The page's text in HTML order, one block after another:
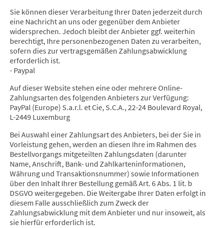
Sie können dieser Verarbeitung Ihrer Daten jederzeit durch
eine Nachricht an uns oder gegenüber dem Anbieter
widersprechen. Jedoch bleibt der Anbieter ggf. weiterhin
berechtigt, Ihre personenbezogenen Daten zu verarbeiten,
sofern dies zur vertragsgemäßen Zahlungsabwicklung
erforderlich ist.
- Paypal
Auf dieser Website stehen eine oder mehrere Online-
Zahlungsarten des folgenden Anbieters zur Verfügung:
PayPal (Europe) S.a.r.l. et Cie, S.C.A., 22-24 Boulevard Royal,
L-2449 Luxemburg
Bei Auswahl einer Zahlungsart des Anbieters, bei der Sie in
Vorleistung gehen, werden an diesen Ihre im Rahmen des
Bestellvorgangs mitgeteilten Zahlungsdaten (darunter
Name, Anschrift, Bank- und Zahlkarteninformationen,
Währung und Transaktionsnummer) sowie Informationen
über den Inhalt Ihrer Bestellung gemäß Art. 6 Abs. 1 lit. b
DSGVO weitergegeben. Die Weitergabe Ihrer Daten erfolgt in
diesem Falle ausschließlich zum Zweck der
Zahlungsabwicklung mit dem Anbieter und nur insoweit, als
sie hierfür erforderlich ist.